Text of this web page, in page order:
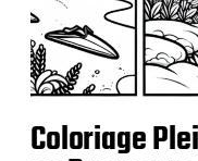
Coloriage